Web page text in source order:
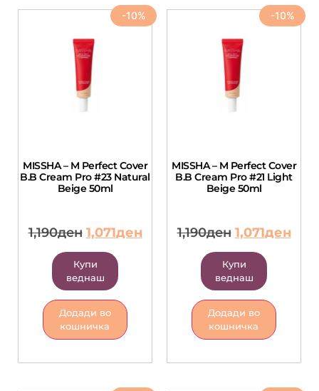
-10%
MISSHA – M Perfect Cover
B.B Cream Pro #23 Natural
Beige 50ml
1,190ден 1,071ден
Купи
веднаш
Додади во
кошничка
-10%
MISSHA – M Perfect Cover
B.B Cream Pro #21 Light
Beige 50ml
1,190ден 1,071ден
Купи
веднаш
Додади во
кошничка